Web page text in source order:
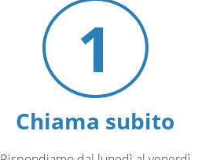
1
Chiama subito